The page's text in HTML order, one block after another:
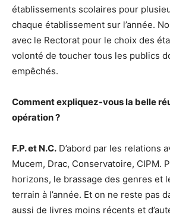
établissements scolaires pour
chaque établissement sur l’année.
avec le Rectorat pour le choix des
volonté de toucher tous les publics
empêchés.
Comment expliquez-vous la belle
opération ?
F.P. et N.C. D’abord par les relations
Mucem, Drac, Conservatoire, CIPM.
horizons, le brassage des genres et
terrain à l’année. Et on ne reste pas
aussi de livres moins récents et